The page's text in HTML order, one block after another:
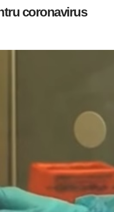
coronavirus